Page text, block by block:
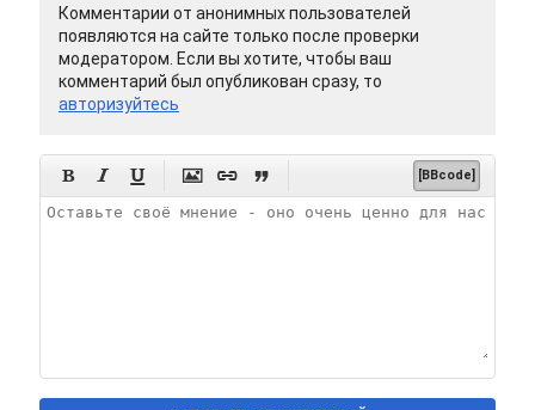
Комментарии от анонимных пользователей
появляются на сайте только после проверки
модератором. Если вы хотите, чтобы ваш
комментарий был опубликован сразу, то
авторизуйтесь
      [BBcode]